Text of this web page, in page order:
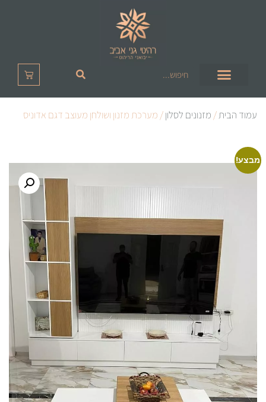
עמוד הבית/ מזנונים לסלון/ מערכת מזנון ושולחן מעוצב דגם אדוניס
מבצע!